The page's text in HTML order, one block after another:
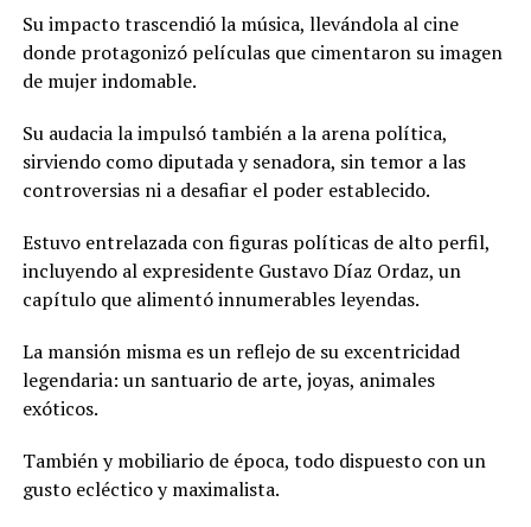
Su impacto trascendió la música, llevándola al cine
donde protagonizó películas que cimentaron su imagen
de mujer indomable.
Su audacia la impulsó también a la arena política,
sirviendo como diputada y senadora, sin temor a las
controversias ni a desafiar el poder establecido.
Estuvo entrelazada con figuras políticas de alto perfil,
incluyendo al expresidente Gustavo Díaz Ordaz, un
capítulo que alimentó innumerables leyendas.
La mansión misma es un reflejo de su excentricidad
legendaria: un santuario de arte, joyas, animales
exóticos.
También y mobiliario de época, todo dispuesto con un
gusto ecléctico y maximalista.